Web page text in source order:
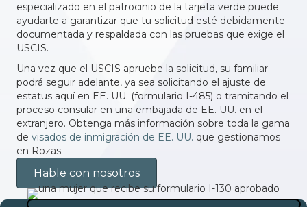
especializado en el patrocinio de la tarjeta verde puede
ayudarte a garantizar que tu solicitud esté debidamente
documentada y respaldada con las pruebas que exige el
USCIS.
Una vez que el USCIS apruebe la solicitud, su familiar
podrá seguir adelante, ya sea solicitando el ajuste de
estatus aquí en EE. UU. (formulario I-485) o tramitando el
proceso consular en una embajada de EE. UU. en el
extranjero. Obtenga más información sobre toda la gama
de visados de inmigración de EE. UU. que gestionamos
en Rozas.
Hable con nosotros